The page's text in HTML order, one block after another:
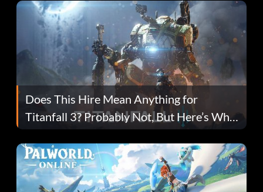
Does This Hire Mean Anything for
Titanfall 3? Probably Not, But Here’s Why
Fans Are Hopeful